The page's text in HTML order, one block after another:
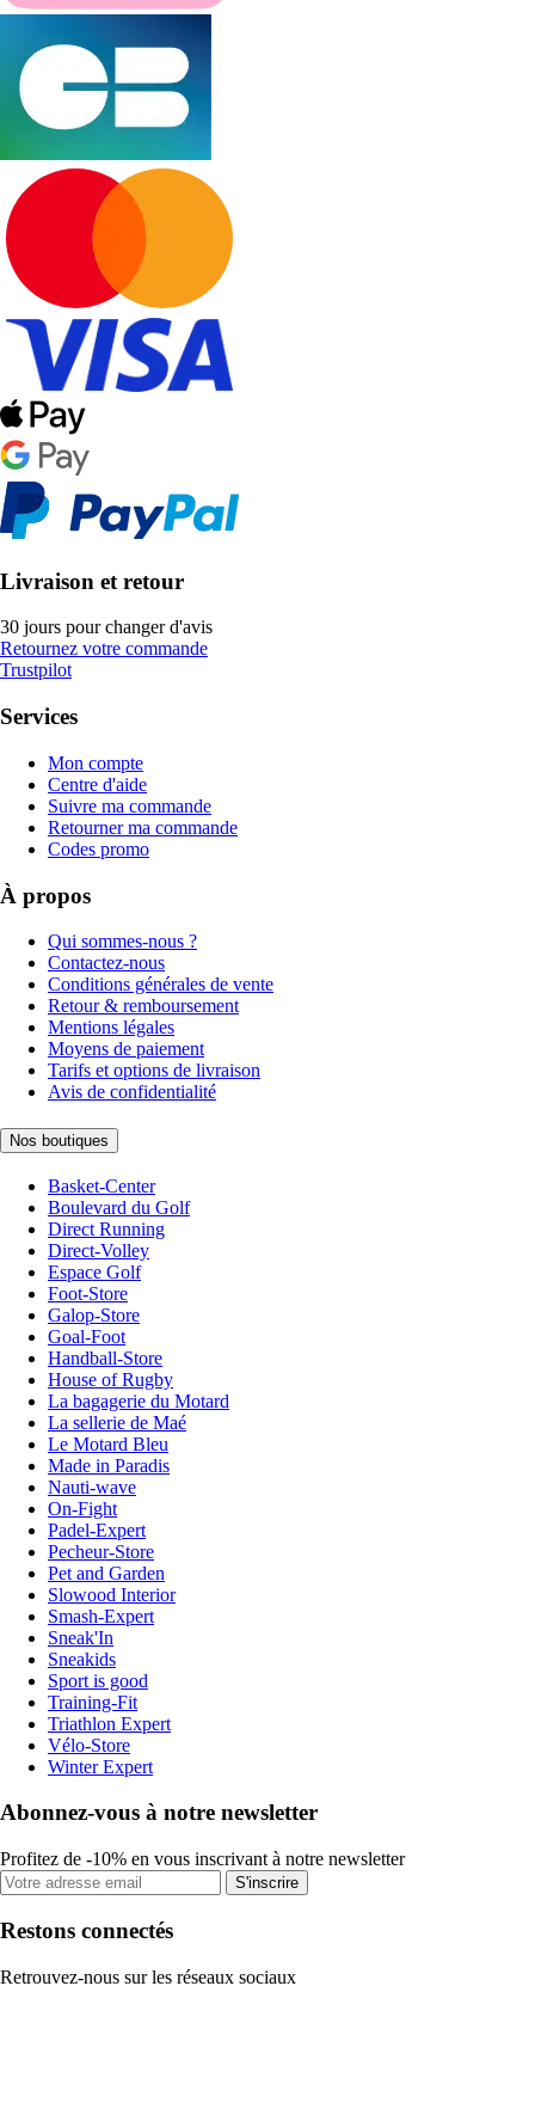
Livraison et retour
30 jours pour changer d'avis
Retournez votre commande
Trustpilot
Services
Mon compte
Centre d'aide
Suivre ma commande
Retourner ma commande
Codes promo
À propos
Qui sommes-nous ?
Contactez-nous
Conditions générales de vente
Retour & remboursement
Mentions légales
Moyens de paiement
Tarifs et options de livraison
Avis de confidentialité
Nos boutiques
Basket-Center
Boulevard du Golf
Direct Running
Direct-Volley
Espace Golf
Foot-Store
Galop-Store
Goal-Foot
Handball-Store
House of Rugby
La bagagerie du Motard
La sellerie de Maé
Le Motard Bleu
Made in Paradis
Nauti-wave
On-Fight
Padel-Expert
Pecheur-Store
Pet and Garden
Slowood Interior
Smash-Expert
Sneak'In
Sneakids
Sport is good
Training-Fit
Triathlon Expert
Vélo-Store
Winter Expert
Abonnez-vous à notre newsletter
Profitez de -10% en vous inscrivant à notre newsletter
S'inscrire
Restons connectés
Retrouvez-nous sur les réseaux sociaux